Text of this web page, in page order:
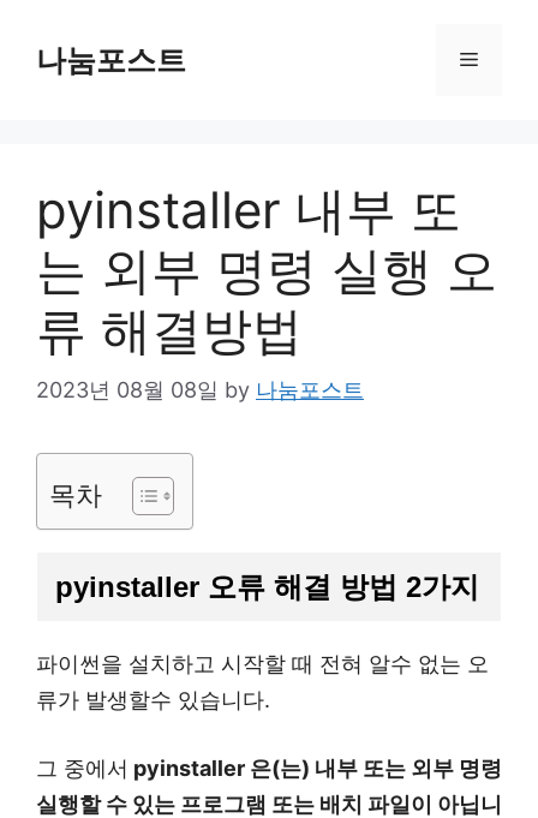
나눔포스트 Menu
pyinstaller 내부 또
는 외부 명령 실행 오
류 해결방법
2023년 08월 08일 by 나눔포스트
목차
pyinstaller 오류 해결 방법 2가지
파이썬을 설치하고 시작할 때 전혀 알수 없는 오
류가 발생할수 있습니다.
그 중에서 pyinstaller 은(는) 내부 또는 외부 명령
실행할 수 있는 프로그램 또는 배치 파일이 아닙니